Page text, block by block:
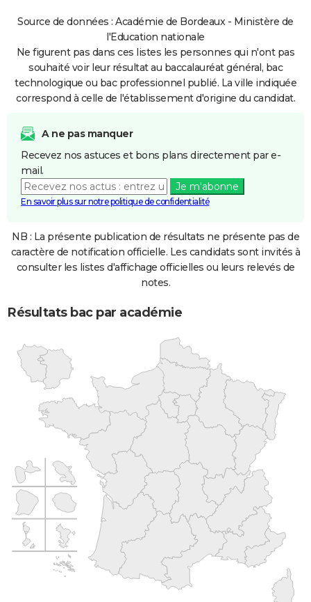
Source de données : Académie de Bordeaux - Ministère de
l'Education nationale
Ne figurent pas dans ces listes les personnes qui n'ont pas
souhaité voir leur résultat au baccalauréat général, bac
technologique ou bac professionnel publié. La ville indiquée
correspond à celle de l'établissement d'origine du candidat.
A ne pas manquer
Recevez nos astuces et bons plans directement par e-
mail.
Je m'abonne
En savoir plus sur notre politique de confidentialité
NB : La présente publication de résultats ne présente pas de
caractère de notification officielle. Les candidats sont invités à
consulter les listes d'affichage officielles ou leurs relevés de
notes.
Résultats bac par académie